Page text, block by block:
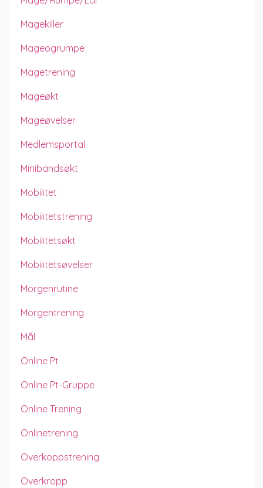
Magekiller
Mageogrumpe
Magetrening
Mageøkt
Mageøvelser
Medlemsportal
Minibandsøkt
Mobilitet
Mobilitetstrening
Mobilitetsøkt
Mobilitetsøvelser
Morgenrutine
Morgentrening
Mål
Online Pt
Online Pt-Gruppe
Online Trening
Onlinetrening
Overkoppstrening
Overkropp